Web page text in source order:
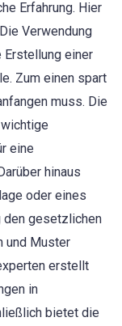
Erfahrung. Hier
Verwendung
einer
Zum einen spart
muss. Die
eine
hinaus
oder eines
den gesetzlichen
und Muster
erstellt
in
bietet die